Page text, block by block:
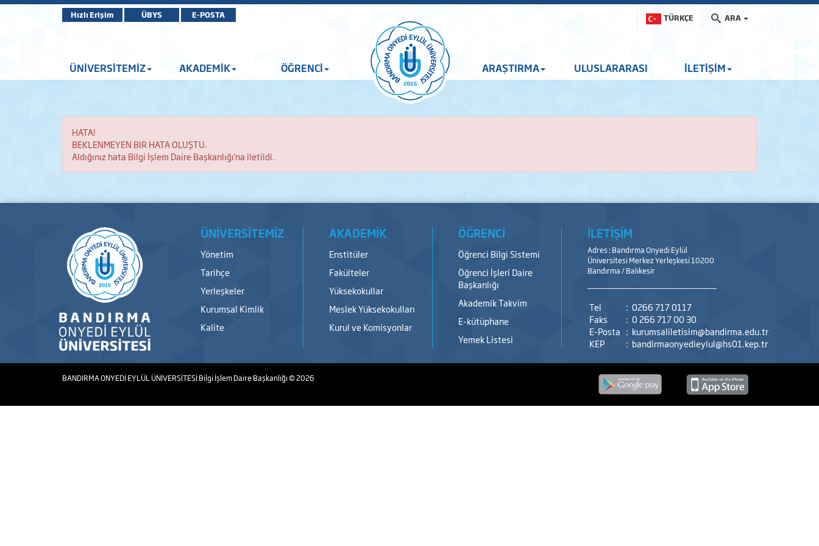
Hızlı Erişim ÜBYS E-POSTA TÜRKÇE ARA
ÜNİVERSİTEMİZ AKADEMİK ÖĞRENCİ ARAŞTIRMA ULUSLARARASI İLETİŞİM
HATA!
BEKLENMEYEN BIR HATA OLUŞTU.
Aldığınız hata Bilgi İşlem Daire Başkanlığı'na iletildi.
ÜNİVERSİTEMİZ
Yönetim
Tarihçe
Yerleşkeler
Kurumsal Kimlik
Kalite
AKADEMİK
Enstitüler
Fakülteler
Yüksekokullar
Meslek Yüksekokulları
Kurul ve Komisyonlar
ÖĞRENCİ
Öğrenci Bilgi Sistemi
Öğrenci İşleri Daire
Başkanlığı
Akademik Takvim
E-kütüphane
Yemek Listesi
İLETİŞİM
Adres : Bandırma Onyedi Eylül
Üniversitesi Merkez Yerleşkesi 10200
Bandırma / Balıkesir
Tel : 0266 717 0117
Faks
: 0 266 717 00 30
E-Posta : kurumsaliletisim@bandirma.edu.tr
KEP
: bandirmaonyedieylul@hs01.kep.tr
BANDIRMA ONYEDİ EYLÜL ÜNİVERSİTESİBilgi İşlem Daire Başkanlığı© 2026